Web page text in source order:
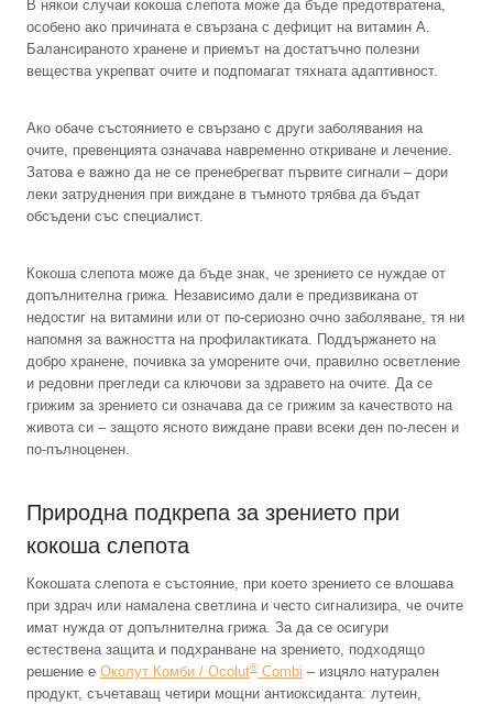
В някои случаи кокоша слепота може да бъде предотвратена,
особено ако причината е свързана с дефицит на витамин А.
Балансираното хранене и приемът на достатъчно полезни
вещества укрепват очите и подпомагат тяхната адаптивност.
Ако обаче състоянието е свързано с други заболявания на
очите, превенцията означава навременно откриване и лечение.
Затова е важно да не се пренебрегват първите сигнали – дори
леки затруднения при виждане в тъмното трябва да бъдат
обсъдени със специалист.
Кокоша слепота може да бъде знак, че зрението се нуждае от
допълнителна грижа. Независимо дали е предизвикана от
недостиг на витамини или от по-сериозно очно заболяване, тя ни
напомня за важността на профилактиката. Поддържането на
добро хранене, почивка за уморените очи, правилно осветление
и редовни прегледи са ключови за здравето на очите. Да се
грижим за зрението си означава да се грижим за качеството на
живота си – защото ясното виждане прави всеки ден по-лесен и
по-пълноценен.
Природна подкрепа за зрението при
кокоша слепота
Кокошата слепота е състояние, при което зрението се влошава
при здрач или намалена светлина и често сигнализира, че очите
имат нужда от допълнителна грижа. За да се осигури
естествена защита и подхранване на зрението, подходящо
решение е Околут Комби / Ocolut®Combi – изцяло натурален
продукт, съчетаващ четири мощни антиоксиданта: лутеин,